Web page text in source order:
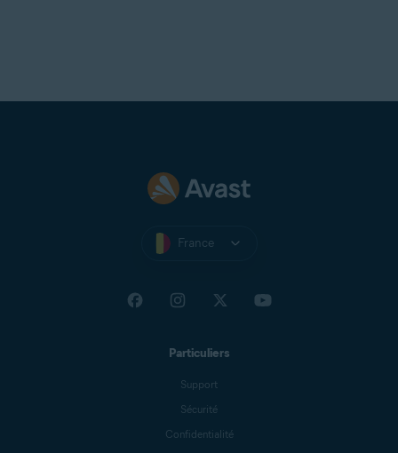
France
Particuliers
Support
Sécurité
Confidentialité